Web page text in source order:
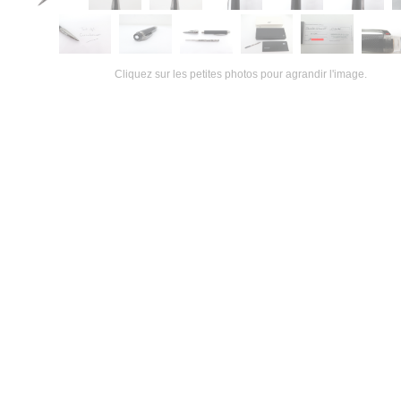
Cliquez sur les petites photos pour agrandir l'image.